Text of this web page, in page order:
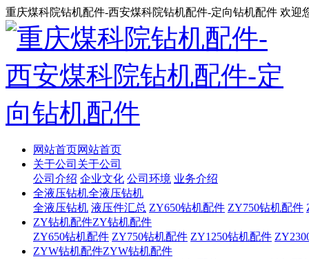
重庆煤科院钻机配件-西安煤科院钻机配件-定向钻机配件 欢迎
网站首页网站首页
关于公司 关于公司
公司介绍 企业文化 公司环境 业务介绍
全液压钻机全液压钻机
全液压钻机 液压件汇总 ZY650钻机配件 ZY750钻机配件
ZY钻机配件ZY钻机配件
ZY650钻机配件 ZY750钻机配件 ZY1250钻机配件
ZYW钻机配件ZYW钻机配件